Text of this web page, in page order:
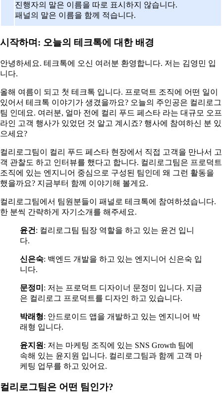
진행자의 말은 이름을 따로 표시하지 않습니다.
패널의 말은 이름을 함께 적습니다.
시작하며: 오늘의 테크톡에 대한 배경
안녕하세요. 테크톡에 오신 여러분 환영합니다. 저는 김영민 입
니다.
올해 여름이 되고 첫 테크톡 입니다. 프로덕트 조직에 어떤 일이
있어서 테크톡 이야기가 생겼을까요? 오늘의 주인공은 컬리로그
팀 인데요. 여러분, 얼마 전에 컬리 푸드 페스타 라는 대규모 오프
라인 고객 행사가 있었던 것 알고 계시죠? 행사에 참여하신 분 있
으세요?
컬리로그팀이 컬리 푸드 페스타 현장에서 직접 고객을 만나서 고
객 관찰도 하고 인터뷰를 했다고 합니다. 컬리로그팀은 프로덕트
조직에 있는 엔지니어 중심으로 구성된 팀인데 왜 그런 활동을
했을까요? 지금부터 함께 이야기해 볼게요.
컬리로그팀에서 팀원분들이 패널로 테크톡에 참여하셨습니다.
한 분씩 간략하게 자기소개를 해주세요.
윤건 : 컬리로그팀 팀장 역할을 하고 있는 윤건 입니
다.
신은숙: 백엔드 개발을 하고 있는 엔지니어 신은숙 입
니다.
문정미 : 저는 프로덕트 디자이너 문정미 입니다. 지금
은 컬리로그 프로덕트를 디자인 하고 있습니다.
박래형: 안드로이드 앱을 개발하고 있는 엔지니어 박
래형 입니다.
윤지원 : 저는 마케팅 조직에 있는 SNS Growth 팀에
속해 있는 윤지원 입니다. 컬리로그팀과 함께 고객 마
케팅 업무를 하고 있어요.
컬리로그팀은 어떤 팀인가?